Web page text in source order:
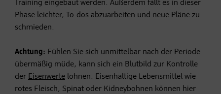
Training eingebaut werden. Außerdem fällt es in dieser
Phase leichter, To-dos abzuarbeiten und neue Pläne zu
schmieden.
Achtung: Fühlen Sie sich unmittelbar nach der Periode
übermäßig müde, kann sich ein Blutbild zur Kontrolle
der Eisenwerte lohnen. Eisenhaltige Lebensmittel wie
rotes Fleisch, Spinat oder Kidneybohnen können hier